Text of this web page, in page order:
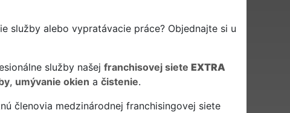
služby alebo vypratávacie práce? Objednajte si u
služby našej franchisovej siete EXTRA
, umývanie okien a čistenie.
členovia medzinárodnej franchisingovej siete